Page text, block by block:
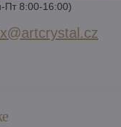
Пт 8:00-16:00)